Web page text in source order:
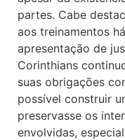
partes. Cabe
aos treinamentos
apresentação de
Corinthians
suas obrigações
possível construir
preservasse os
envolvidas,